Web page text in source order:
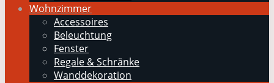
Wohnzimmer
Accessoires
Beleuchtung
Fenster
Regale & Schränke
Wanddekoration